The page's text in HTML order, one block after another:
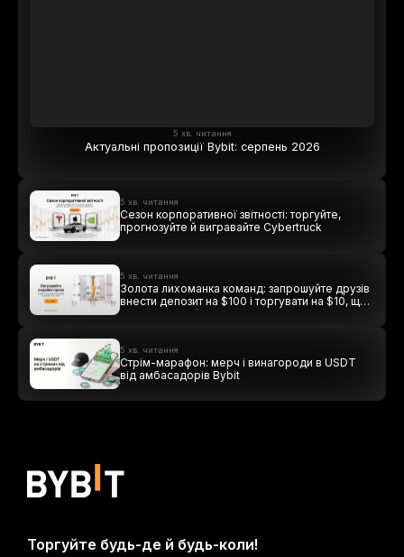
5 хв. читання
Актуальні пропозиції Bybit: серпень 2026
5 хв. читання
Сезон корпоративної звітності: торгуйте,
прогнозуйте й вигравайте Cybertruck
5 хв. читання
Золота лихоманка команд: запрошуйте друзів
внести депозит на $100 і торгувати на $10, щоб
виграти подвійні винагороди
5 хв. читання
Стрім-марафон: мерч і винагороди в USDT
від амбасадорів Bybit
Торгуйте будь-де й будь-коли!